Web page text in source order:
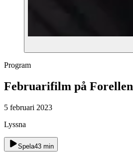
Program
Februarifilm på Forellen
5 februari 2023
Lyssna
Spela43 min